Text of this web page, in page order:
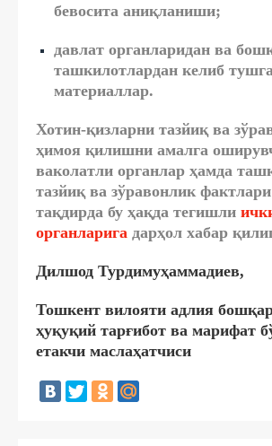
бевосита аниқланиши;
давлат органларидан ва
ташкилотлардан келиб
материаллар.
Хотин-қизларни тазйиқ ва
ҳимоя қилишни амалга
ваколатли органлар ҳамда
тазйиқ ва зўравонлик
тақдирда бу ҳақда тегишли
органларига дарҳол хабар
Дилшод Турдимуҳаммадиев,
Тошкент вилояти адлия
ҳуқуқий тарғибот ва марифат
етакчи маслаҳатчиси